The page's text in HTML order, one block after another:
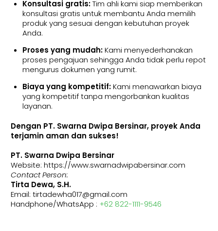
Konsultasi gratis:Tim ahli kami siap memberikan
konsultasi gratis untuk membantu Anda memilih
produk yang sesuai dengan kebutuhan proyek
Anda.
Proses yang mudah:Kami menyederhanakan
proses pengajuan sehingga Anda tidak perlu repot
mengurus dokumen yang rumit.
Biaya yang kompetitif:Kami menawarkan biaya
yang kompetitif tanpa mengorbankan kualitas
layanan.
Dengan PT. Swarna Dwipa Bersinar, proyek Anda
terjamin aman dan sukses!
PT. Swarna Dwipa Bersinar
Website: https://www.swarnadwipabersinar.com
Contact Person:
Tirta Dewa, S.H.
Email: tirtadewha017@gmail.com
Handphone/WhatsApp : +62 822-1111-9546